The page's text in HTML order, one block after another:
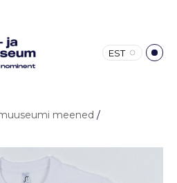
EST
meened /